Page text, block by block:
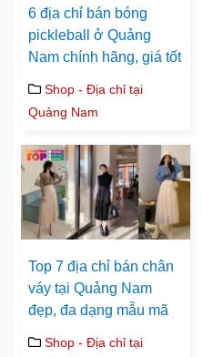
6 địa chỉ bán bóng
pickleball ở Quảng
Nam chính hãng, giá tốt
Shop - Địa chỉ tại
Quảng Nam
Top 7 địa chỉ bán chân
váy tại Quảng Nam
đẹp, đa dạng mẫu mã
Shop - Địa chỉ tại